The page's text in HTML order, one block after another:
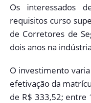
Os interessados
requisitos curso
de Corretores de
dois anos na
O investimento
efetivação da
de R$ 333,52; entre